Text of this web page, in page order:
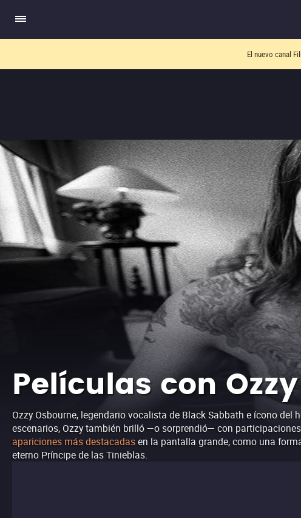
El nuevo canal
Películas con
Ozzy Osbourne, legendario vocalista de Black Sabbath e ícono
escenarios, Ozzy también brilló —o sorprendió— con
apariciones más destacadasen la pantalla grande, como una
eterno Príncipe de las Tinieblas.